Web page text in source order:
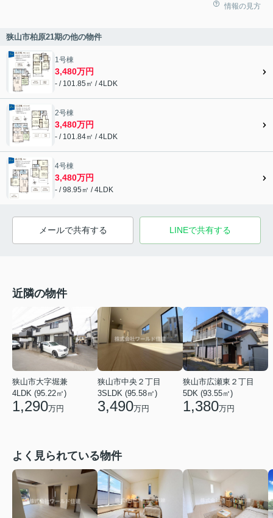
情報の見方
狭山市柏原21期の他の物件
1号棟
3,480万円
- / 101.85㎡ / 4LDK
2号棟
3,480万円
- / 101.84㎡ / 4LDK
4号棟
3,480万円
- / 98.95㎡ / 4LDK
メールで共有する LINEで共有する
近隣の物件
狭山市大字堀兼
4LDK (95.22㎡)
1,290万円
狭山市中央２丁目
3SLDK (95.58㎡)
3,490万円
狭山市広瀬東２丁目
5DK (93.55㎡)
1,380万円
よく見られている物件